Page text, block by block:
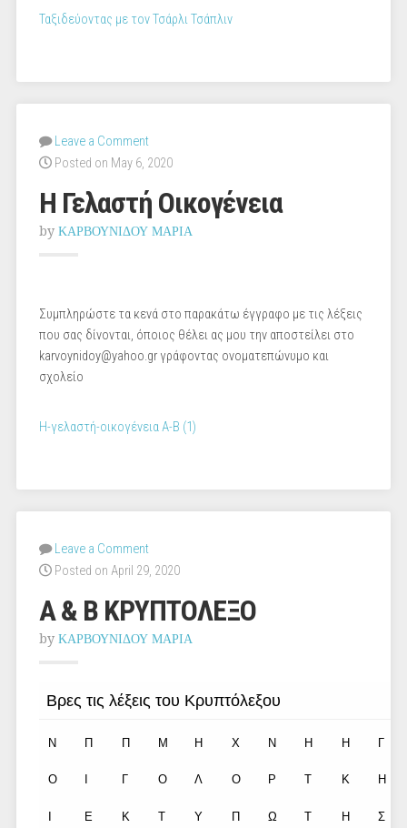
Ταξιδεύοντας με τον Τσάρλι Τσάπλιν
Leave a Comment
Posted on May 6, 2020
Η Γελαστή Οικογένεια
by ΚΑΡΒΟΥΝΙΔΟΥ ΜΑΡΙΑ
Συμπληρώστε τα κενά στο παρακάτω έγγραφο με τις λέξεις
που σας δίνονται, όποιος θέλει ας μου την αποστείλει στο
karvoynidoy@yahoo.gr γράφοντας ονοματεπώνυμο και
σχολείο
Η-γελαστή-οικογένεια Α-Β (1)
Leave a Comment
Posted on April 29, 2020
Α & Β ΚΡΥΠΤΟΛΕΞΟ
by ΚΑΡΒΟΥΝΙΔΟΥ ΜΑΡΙΑ